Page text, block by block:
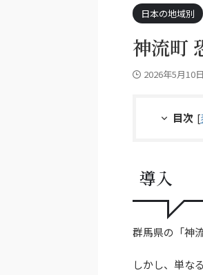
日本の地域別
神流町
2026年5月10日
目次 [
導入
群馬県の「神
しかし、単な